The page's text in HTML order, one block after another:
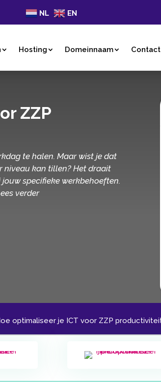
NL EN
Hosting Domeinnaam Contact
ZZP
te halen. Maar wist je dat
niveau kan tillen? Het draait
specifieke werkbehoeften.
verder
optimaliseer je ICT voor ZZP